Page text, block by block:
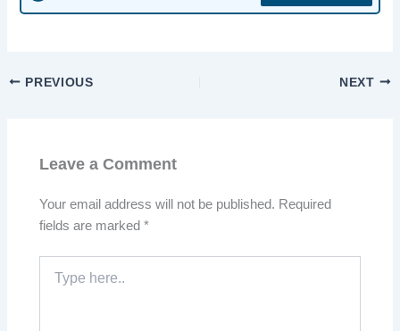
PREVIOUS NEXT
Leave a Comment
Your email address will not be published. Required
fields are marked*
here..